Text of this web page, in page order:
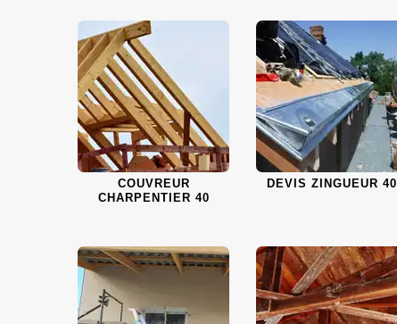
COUVREUR
CHARPENTIER 40
DEVIS ZINGUEUR 40